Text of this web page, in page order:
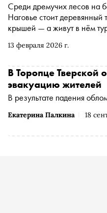
13 февраля 2026 г.
Среди дремучих лесов на
Наговье стоит деревянный
крышей — а живут в нём
и при чём тут генерал
Дарья Афанасьева
Екатерина Палкина 18
В Торопце Тверской
эвакуацию жителей
В результате падения